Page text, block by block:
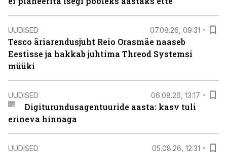
UUDISED 07.08.26, 09:31
Tesco äriarendusjuht Reio Orasmäe naaseb
Eestisse ja hakkab juhtima Threod Systemsi
müüki
UUDISED 06.08.26, 13:17
Digiturundusagentuuride aasta: kasv tuli
erineva hinnaga
UUDISED 05.08.26, 12:31